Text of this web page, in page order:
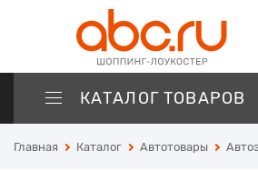
КАТАЛОГ ТОВАРОВ
Главная Каталог Автотовары